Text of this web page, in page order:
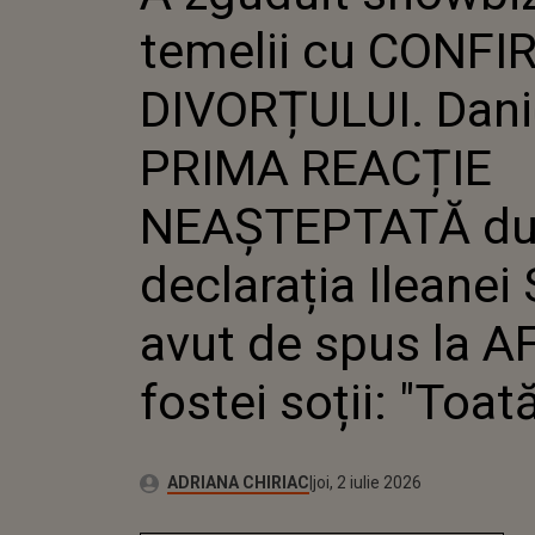
ILEANEI
temelii cu
DIVORȚULUI.
PRIMA REACȚIE
NEAȘTEPTATĂ
declarația Ileanei
avut de spus la
fostei soții:
Autor:ADRIANA CHIRIACPublicat:
joi, 2 iulie 2026
Actualizat:
joi, 2 iulie 2026